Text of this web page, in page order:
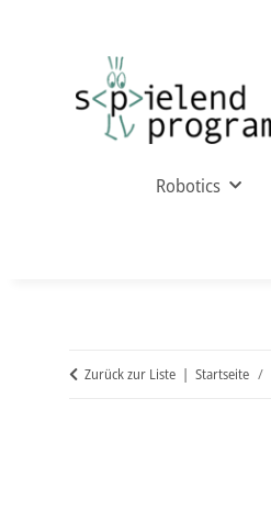
Robotics
Zurück zur Liste Startseite